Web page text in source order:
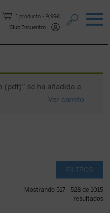
1 producto
9,99€
Club Encuentro
(pdf)” se ha añadido a
Ver carrito
FILTROS
Mostrando 517 - 528 de 1015
resultados